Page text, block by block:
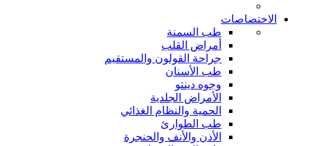
الاختصاصات
طب السمنة
أمراض القلب
جراحة القولون والمستقيم
طب الأسنان
وجوه دينتو
الأمراض الجلدية
الحمية والنظام الغذائي
طب الطوارئ
الأذن والأنف والحنجرة